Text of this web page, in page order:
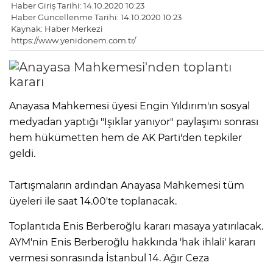
Haber Giriş Tarihi: 14.10.2020 10:23
Haber Güncellenme Tarihi: 14.10.2020 10:23
Kaynak: Haber Merkezi
https://www.yenidonem.com.tr/
Anayasa Mahkemesi üyesi Engin Yıldırım'ın sosyal
medyadan yaptığı "Işıklar yanıyor" paylaşımı sonrası
hem hükümetten hem de AK Parti'den tepkiler
geldi.
Tartışmaların ardından Anayasa Mahkemesi tüm
üyeleri ile saat 14.00'te toplanacak.
Toplantıda Enis Berberoğlu kararı masaya yatırılacak.
AYM'nin Enis Berberoğlu hakkında 'hak ihlali' kararı
vermesi sonrasında İstanbul 14. Ağır Ceza